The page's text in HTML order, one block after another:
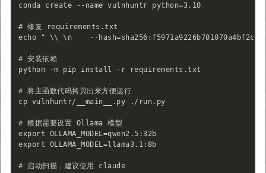
conda create --name vulnhuntr python=3.10
# 修复 requirements.txt
echo " \\ \n    --
# 安装依赖
python -m pip install -r requirements.txt
# 将主函数代码拷贝出来方便运行
cp vulnhuntr/__main__.py ./run.py
# 根据需要设置 Ollama 模型
export OLLAMA_MODEL=qwen2.5:32b
export OLLAMA_MODEL=llama3.1:8b
# 启动扫描，建议使用 claude